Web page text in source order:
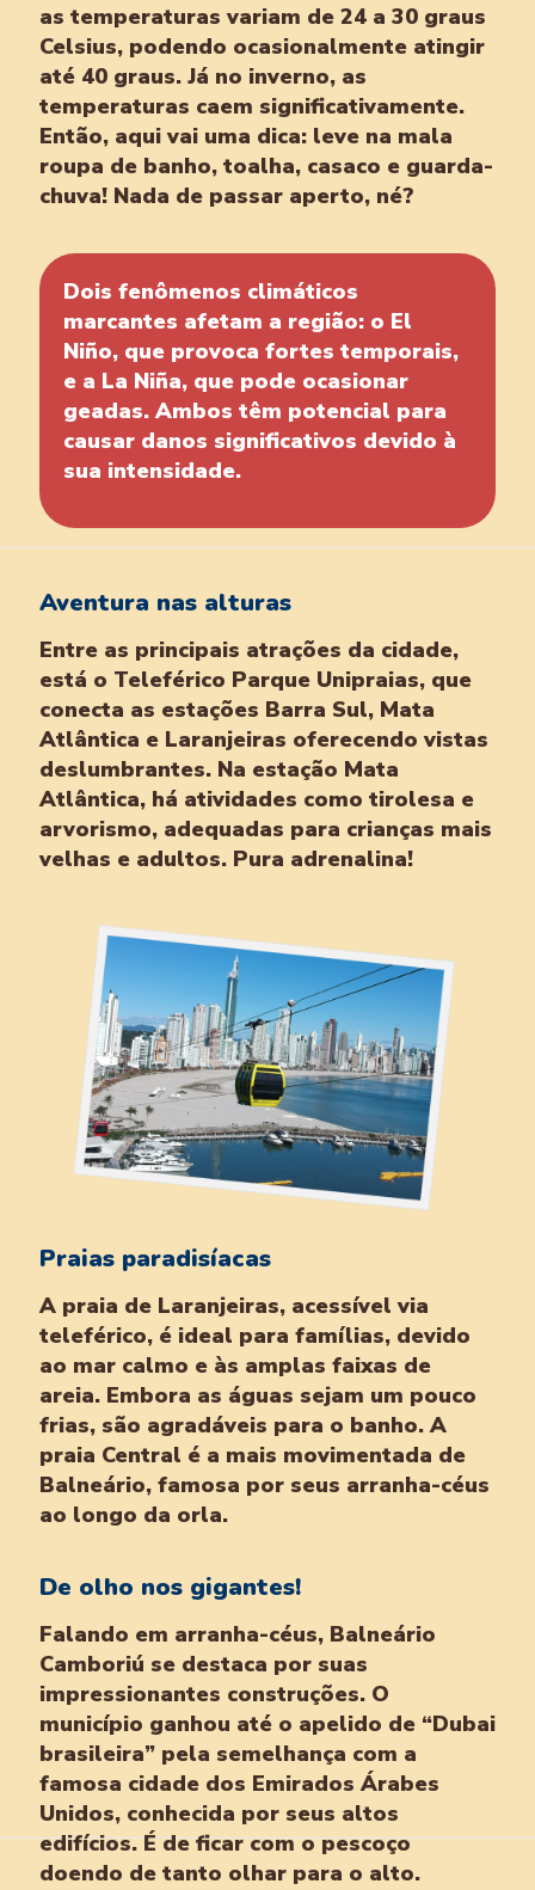
as temperaturas variam de 24 a 30 graus
Celsius, podendo ocasionalmente atingir
até 40 graus. Já no inverno, as
temperaturas caem significativamente.
Então, aqui vai uma dica: leve na mala
roupa de banho, toalha, casaco e guarda-
chuva! Nada de passar aperto, né?
Dois fenômenos climáticos
marcantes afetam a região: o El
Niño, que provoca fortes temporais,
e a La Niña, que pode ocasionar
geadas. Ambos têm potencial para
causar danos significativos devido à
sua intensidade.
Aventura nas alturas
Entre as principais atrações da cidade,
está o Teleférico Parque Unipraias, que
conecta as estações Barra Sul, Mata
Atlântica e Laranjeiras oferecendo vistas
deslumbrantes. Na estação Mata
Atlântica, há atividades como tirolesa e
arvorismo, adequadas para crianças mais
velhas e adultos. Pura adrenalina!
Praias paradisíacas
A praia de Laranjeiras, acessível via
teleférico, é ideal para famílias, devido
ao mar calmo e às amplas faixas de
areia. Embora as águas sejam um pouco
frias, são agradáveis para o banho. A
praia Central é a mais movimentada de
Balneário, famosa por seus arranha-céus
ao longo da orla.
De olho nos gigantes!
Falando em arranha-céus, Balneário
Camboriú se destaca por suas
impressionantes construções. O
município ganhou até o apelido de “Dubai
brasileira” pela semelhança com a
famosa cidade dos Emirados Árabes
Unidos, conhecida por seus altos
edifícios. É de ficar com o pescoço
doendo de tanto olhar para o alto.